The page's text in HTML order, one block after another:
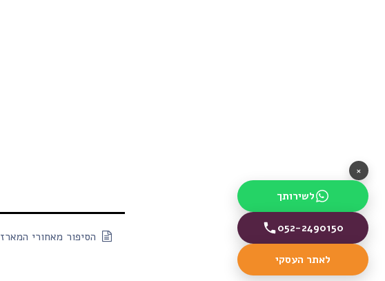
הסיפור מאחורי המארז
×
לשירותך
052-2490150
לאתר העסקי